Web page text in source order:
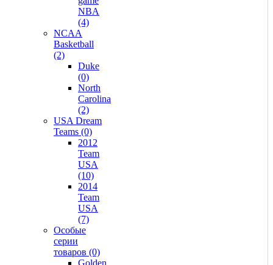
NBA
(4)
NCAA
Basketball
(2)
Duke
(0)
North
Carolina
(2)
USA Dream
Teams (0)
2012
Team
USA
(10)
2014
Team
USA
(7)
Особые
серии
товаров (0)
Golden